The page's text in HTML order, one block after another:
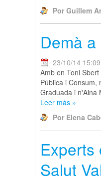
Por Guillem
Demà
23/10/14 15:09
Amb en Toni
Pública i Consum,
Graduada i n'Aina
Leer más »
Por Elena
Experts
Salut